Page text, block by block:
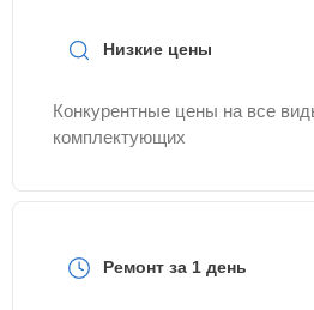
Низкие цены
Конкурентные цены на все
комплектующих
Ремонт за 1 день